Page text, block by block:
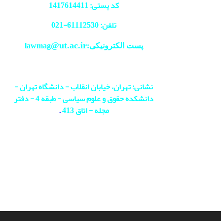
کد پستی: 1417614411
تلفن: 61112530-
021
پست الکترونیکی:lawmag@ut.ac.ir
نشانی: تهران، خیابان انقلاب - دانشگاه تهران -
دانشکده حقوق و علوم سیاسی - طبقه 4 - دفتر
مجله - اتاق 413
.